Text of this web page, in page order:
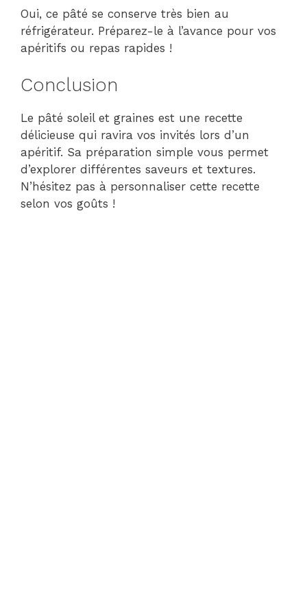
Oui, ce pâté se conserve très bien au
réfrigérateur. Préparez-le à l’avance pour vos
apéritifs ou repas rapides !
Conclusion
Le pâté soleil et graines est une recette
délicieuse qui ravira vos invités lors d’un
apéritif. Sa préparation simple vous permet
d’explorer différentes saveurs et textures.
N’hésitez pas à personnaliser cette recette
selon vos goûts !